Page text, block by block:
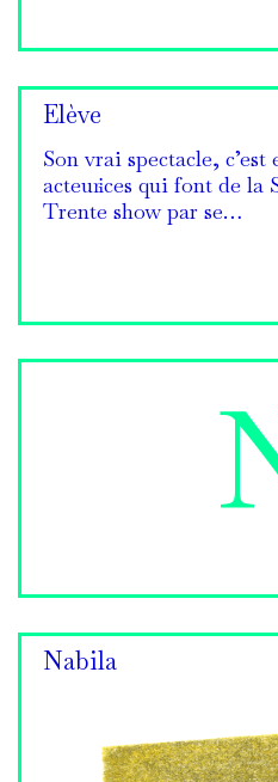
Elève
Son vrai spectacle, c’est
acteur·ices qui font de la
Trente show par se…
Nabila